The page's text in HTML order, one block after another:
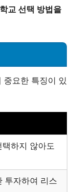
교 선택 방법을
중요한 특징이 있
하지 않아도
투자하여 리스